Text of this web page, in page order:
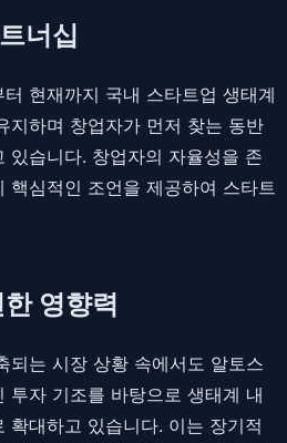
너십
현재까지 국내 스타트업 생태계
지하며 창업자가 먼저 찾는 동반
있습니다. 창업자의 자율성을 존
핵심적인 조언을 제공하여 스타트
영향력
되는 시장 상황 속에서도 알토스
투자 기조를 바탕으로 생태계 내
확대하고 있습니다. 이는 장기적